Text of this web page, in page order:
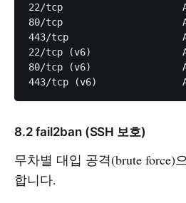
22/tcp
80/tcp
443/tcp
22/tcp (v6)
80/tcp (v6)
8.2 fail2ban (SSH 보호)
무차별 대입 공격(brute force)
합니다.